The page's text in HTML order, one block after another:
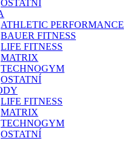
OSTATNÍ
ATHLETIC PERFORMANCE
BAUER FITNESS
LIFE FITNESS
MATRIX
TECHNOGYM
OSTATNÍ
LIFE FITNESS
MATRIX
TECHNOGYM
OSTATNÍ